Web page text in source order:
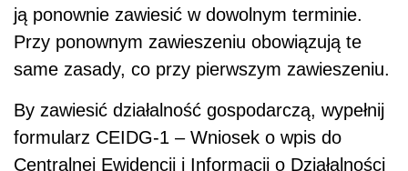
ją ponownie zawiesić w dowolnym terminie.
Przy ponownym zawieszeniu obowiązują te
same zasady, co przy pierwszym zawieszeniu.
By zawiesić działalność gospodarczą, wypełnij
formularz CEIDG-1 – Wniosek o wpis do
Centralnej Ewidencji i Informacji o Działalności